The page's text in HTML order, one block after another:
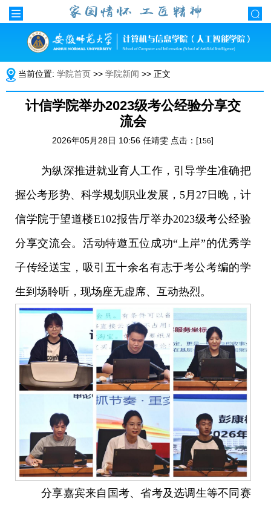
当前位置: 学院首页 >> 学院新闻 >> 正文
计信学院举办2023级考公经验分享交
流会
2026年05月28日 10:56 任靖雯 点击：[156]
为纵深推进就业育人工作，引导学生准确把
握公考形势、科学规划职业发展， 5月27日晚，计
信学院于望道楼E102报告厅举办2023级考公经验
分享交流会。活动特邀五位成功“上岸”的优秀学
子传经送宝，吸引 五十余名有志于考公考编的学
生到场聆听，现场座无虚席、互动热烈。
分享嘉宾来自国考、省考及选调生等不同赛